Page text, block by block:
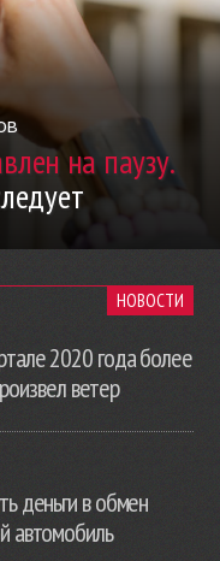
на паузу.
НОВОСТИ
2020 года более
ветер
деньги в обмен
автомобиль